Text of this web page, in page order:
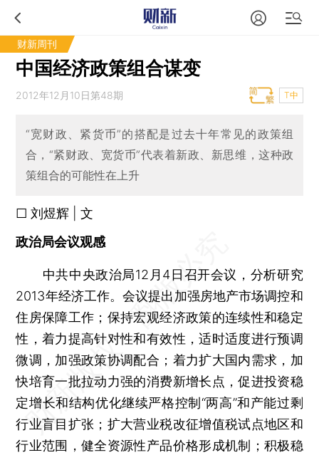
财新周刊
中国经济政策组合谋变
2012年12月10日第48期 T中
“宽财政、紧货币”的搭配是过去十年常见的政策组
合，“紧财政、宽货币”代表着新政、新思维，这种政
策组合的可能性在上升
□ 刘煜辉 | 文
政治局会议观感
中共中央政治局12月4日召开会议，分析研究
2013年经济工作。会议提出加强房地产市场调控和
住房保障工作；保持宏观经济政策的连续性和稳定
性，着力提高针对性和有效性，适时适度进行预调
微调，加强政策协调配合；着力扩大国内需求，加
快培育一批拉动力强的消费新增长点，促进投资稳
定增长和结构优化继续严格控制“两高”和产能过剩
行业盲目扩张；扩大营业税改征增值税试点地区和
行业范围，健全资源性产品价格形成机制；积极稳